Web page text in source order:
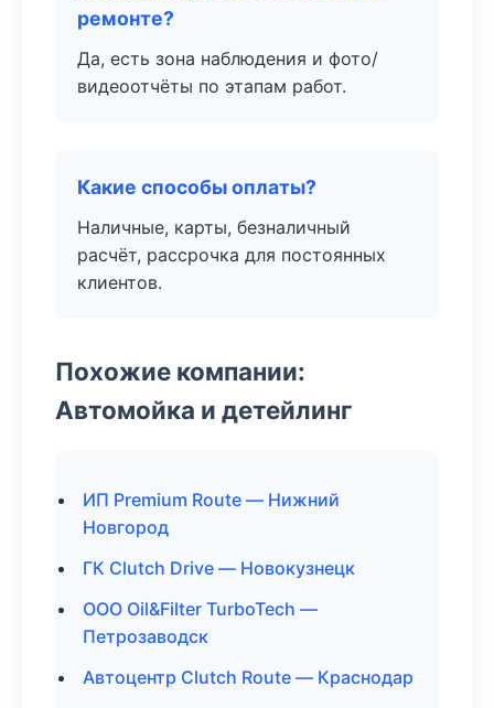
ремонте?
Да, есть зона наблюдения и фото/
видеоотчёты по этапам работ.
Какие способы оплаты?
Наличные, карты, безналичный
расчёт, рассрочка для постоянных
клиентов.
Похожие компании:
Автомойка и детейлинг
ИП Premium Route — Нижний
Новгород
ГК Clutch Drive — Новокузнецк
ООО Oil&Filter TurboTech —
Петрозаводск
Автоцентр Clutch Route — Краснодар